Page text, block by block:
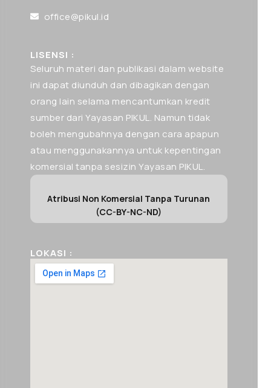
office@pikul.id
LISENSI :
Seluruh materi dan publikasi dalam website
ini dapat diunduh dan dibagikan dengan
orang lain selama mencantumkan kredit
sumber dari Yayasan PIKUL. Namun tidak
boleh mengubahnya dengan cara apapun
atau menggunakannya untuk kepentingan
komersial tanpa sesizin Yayasan PIKUL.
Atribusi Non Komersial Tanpa Turunan
(CC-BY-NC-ND)
LOKASI :